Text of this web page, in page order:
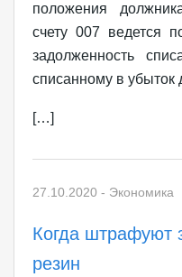
положения
счету 007 ведется
задолженность
списанному в убыток
[…]
27.10.2020 - Экономика
Когда штрафуют
резин